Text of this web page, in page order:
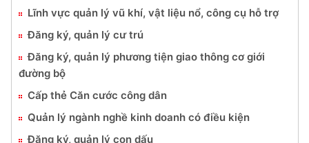
Lĩnh vực quản lý vũ khí, vật liệu nổ, công cụ hỗ trợ
Đăng ký, quản lý cư trú
Đăng ký, quản lý phương tiện giao thông cơ giới
đường bộ
Cấp thẻ Căn cước công dân
Quản lý ngành nghề kinh doanh có điều kiện
Đăng ký, quản lý con dấu